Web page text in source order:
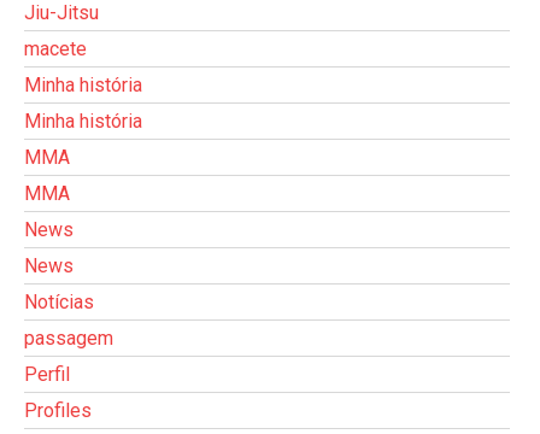
Jiu-Jitsu
macete
Minha história
Minha história
MMA
MMA
News
News
Notícias
passagem
Perfil
Profiles